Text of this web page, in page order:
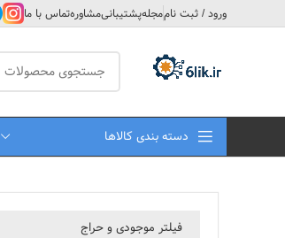
ورود / ثبت ناممجلهپشتیبانیمشاورهتماس با ما
دسته بندی کالاها
فیلتر موجودی و حراج